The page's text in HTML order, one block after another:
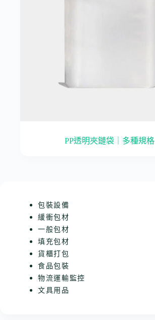
PP透明夾鏈袋｜多種規格
包裝設備
緩衝包材
一般包材
填充包材
貨櫃打包
食品包裝
物流運輸監控
文具用品